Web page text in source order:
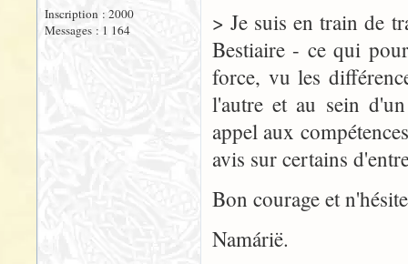
Inscription : 2000
Messages : 1 164
> Je suis en train de
Bestiaire - ce qui
force, vu les
l'autre et au sein
appel aux
avis sur certains
Bon courage et
Namárië.